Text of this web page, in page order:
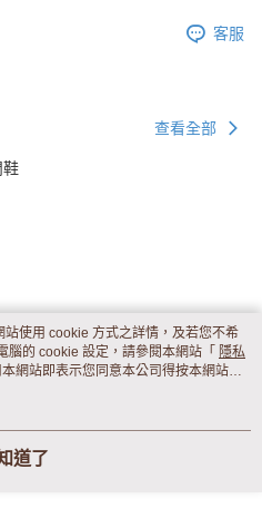
客服
查看全部
鞋
使用 cookie 方式之詳情，及若您不希
腦的 cookie 設定，請參閱本網站「 隱私
網站即表示您同意本公司得按本網站使
道了